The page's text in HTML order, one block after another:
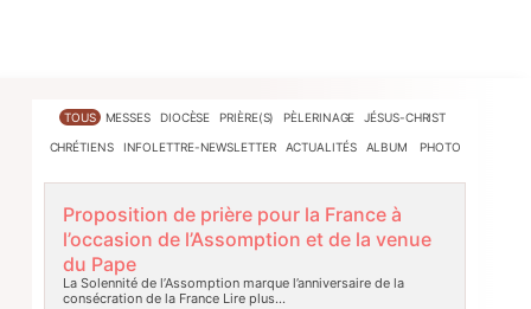
TOUS MESSES DIOCÈSE PRIÈRE(S) PÈLERINAGE JÉSUS-CHRIST
CHRÉTIENS INFOLETTRE-NEWSLETTER ACTUALITÉS ALBUM PHOTO
Proposition de prière pour la France à
l’occasion de l’Assomption et de la venue
du Pape
La Solennité de l’Assomption marque l’anniversaire de la
consécration de la FranceLire plus…